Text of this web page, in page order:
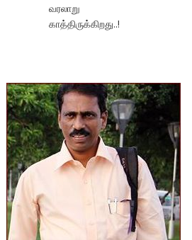
வரலாறு
காத்திருக்கிறது..!